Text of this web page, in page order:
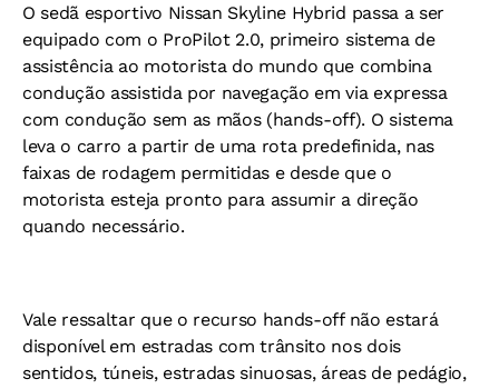
O sedã esportivo Nissan Skyline Hybrid passa a ser
equipado com o ProPilot 2.0, primeiro sistema de
assistência ao motorista do mundo que combina
condução assistida por navegação em via expressa
com condução sem as mãos (hands-off). O sistema
leva o carro a partir de uma rota predefinida, nas
faixas de rodagem permitidas e desde que o
motorista esteja pronto para assumir a direção
quando necessário.
Vale ressaltar que o recurso hands-off não estará
disponível em estradas com trânsito nos dois
sentidos, túneis, estradas sinuosas, áreas de pedágio,